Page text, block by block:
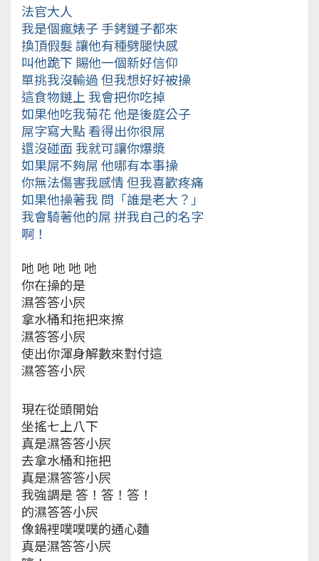
法官大人
我是個瘋婊子 手銬鏈子都來
換頂假髮 讓他有種劈腿快感
叫他跪下 賜他一個新好信仰
單挑我沒輸過 但我想好好被操
這食物鏈上 我會把你吃掉
如果他吃我菊花 他是後庭公子
屌字寫大點 看得出你很屌
還沒碰面 我就可讓你爆漿
如果屌不夠屌 他哪有本事操
你無法傷害我感情 但我喜歡疼痛
如果他操著我 問「誰是老大？」
我會騎著他的屌 拼我自己的名字
啊！
吔 吔 吔 吔 吔
你在操的是
濕答答小屄
拿水桶和拖把來擦
濕答答小屄
使出你渾身解數來對付這
濕答答小屄
現在從頭開始
坐搖七上八下
真是濕答答小屄
去拿水桶和拖把
真是濕答答小屄
我強調是 答！答！答！
的濕答答小屄
像鍋裡噗噗噗的通心麵
真是濕答答小屄